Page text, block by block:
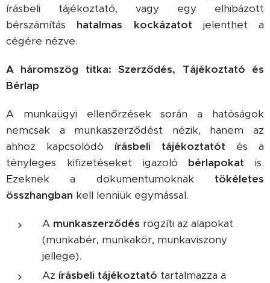
írásbeli tájékoztató, vagy egy elhibázott
bérszámítás hatalmas kockázatotjelenthet a
cégére nézve.
A háromszög titka: Szerződés, Tájékoztató és
Bérlap
A munkaügyi ellenőrzések során a hatóságok
nemcsak a munkaszerződést nézik, hanem az
ahhoz kapcsolódó írásbeli tájékoztatót és a
tényleges kifizetéseket igazoló bérlapokat is.
Ezeknek a dokumentumoknak tökéletes
összhangban kell lenniük egymással.
A munkaszerződés rögzíti az alapokat
(munkabér, munkakör, munkaviszony
jellege).
Az írásbeli tájékoztató tartalmazza a